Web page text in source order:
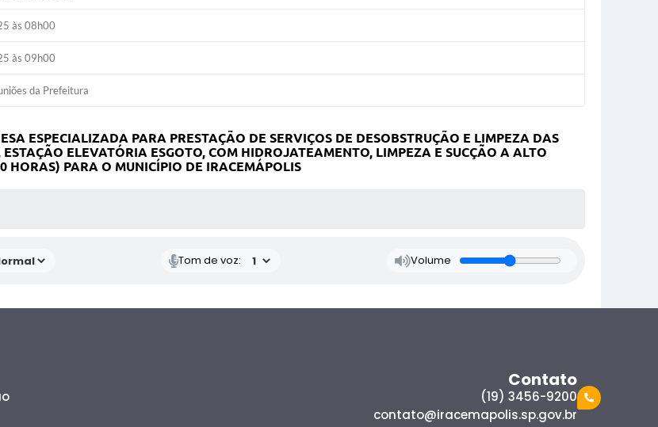
às 08h00
às 09h00
da Prefeitura
ESPECIALIZADA PARA PRESTAÇÃO DE SERVIÇOS DE DESOBSTRUÇÃO E LIMPEZA DAS
ELEVATÓRIA ESGOTO, COM HIDROJATEAMENTO, LIMPEZA E SUCÇÃO A ALTO
HORAS) PARA O MUNICÍPIO DE IRACEMÁPOLIS
Tom de voz: Volume
Contato
(19) 3456-9200
contato@iracemapolis.sp.gov.br